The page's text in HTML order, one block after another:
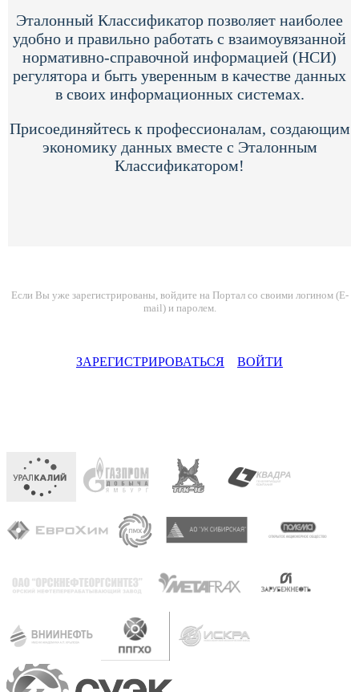
Эталонный Классификатор позволяет наиболее
удобно и правильно работать с взаимоувязанной
нормативно-справочной информацией (НСИ)
регулятора и быть уверенным в качестве данных
в своих информационных системах.
Присоединяйтесь к профессионалам, создающим
экономику данных вместе с Эталонным
Классификатором!
Если Вы уже зарегистрированы, войдите на Портал со своими логином (E-
mail) и паролем.
ЗАРЕГИСТРИРОВАТЬСЯ ВОЙТИ